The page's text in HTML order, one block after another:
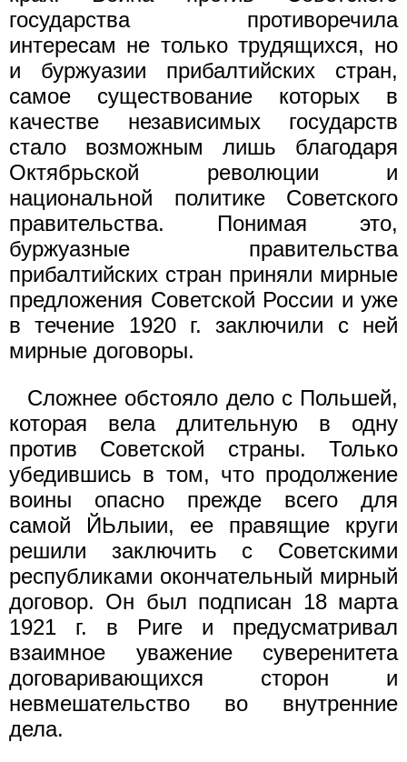
государства противоречила
интересам не только трудящихся, но
и буржуазии прибалтийских стран,
самое существование которых в
качестве независимых государств
стало возможным лишь благодаря
Октябрьской революции и
национальной политике Советского
правительства. Понимая это,
буржуазные правительства
прибалтийских стран приняли мирные
предложения Советской России и уже
в течение 1920 г. заключили с ней
мирные договоры.
Сложнее обстояло дело с Польшей,
которая вела длительную в одну
против Советской страны. Только
убедившись в том, что продолжение
воины опасно прежде всего для
самой ЙЬлыии, ее правящие круги
решили заключить с Советскими
республиками окончательный мирный
договор. Он был подписан 18 марта
1921 г. в Риге и предусматривал
взаимное уважение суверенитета
договаривающихся сторон и
невмешательство во внутренние
дела.